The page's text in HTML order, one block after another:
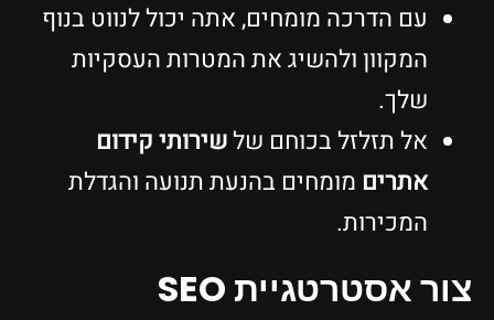
עם הדרכה מומחים, אתה יכול לנווט בנוף
המקוון ולהשיג את המטרות העסקיות
שלך.
אל תזלזל בכוחם שלשירותי קידום
אתרים מומחים בהנעת תנועה והגדלת
המכירות.
צור אסטרטגיית SEO